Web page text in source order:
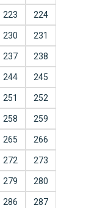
223 224
230 231
237 238
244 245
251 252
258 259
265 266
272 273
279 280
286 287